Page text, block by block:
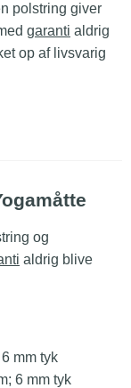
polstring giver
garanti aldrig
op af livsvarig
og
aldrig blive
mm tyk
6 mm tyk